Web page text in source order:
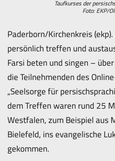
Taufkurses der
Foto: EKP/
Paderborn/Kirchenkreis
persönlich treffen und
Farsi beten und singen –
die Teilnehmenden des
„Seelsorge für
dem Treffen waren rund 25
Westfalen, zum Beispiel aus
Bielefeld, ins evangelische
gekommen.